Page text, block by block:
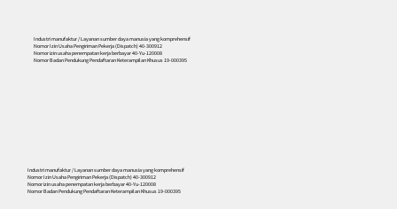
Industri manufaktur / Layanan sumber daya manusia yang komprehensif
Nomor Izin Usaha Pengiriman Pekerja (Dispatch) 40-300912
Nomor izin usaha penempatan kerja berbayar 40-Yu-120008
Nomor Badan Pendukung Pendaftaran Keterampilan Khusus 19-000395
Industri manufaktur / Layanan sumber daya manusia yang komprehensif
Nomor Izin Usaha Pengiriman Pekerja (Dispatch) 40-300912
Nomor izin usaha penempatan kerja berbayar 40-Yu-120008
Nomor Badan Pendukung Pendaftaran Keterampilan Khusus 19-000395